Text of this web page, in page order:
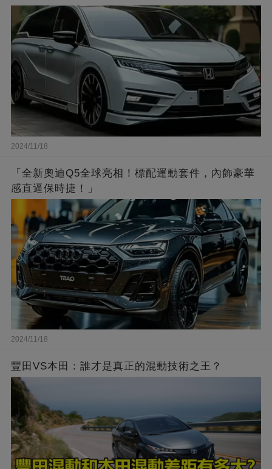
2024/11/18
「全新奧迪Q5全球亮相！標配運動套件，內飾豪華
感直逼保時捷！」
2024/11/18
豐田VS本田：誰才是真正的混動技術之王？